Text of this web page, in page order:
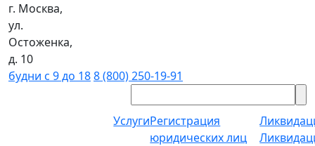
г. Москва,
ул.
Остоженка,
д. 10
будни с 9 до 188 (800) 250-19-91
УслугиРегистрация
юридических лиц